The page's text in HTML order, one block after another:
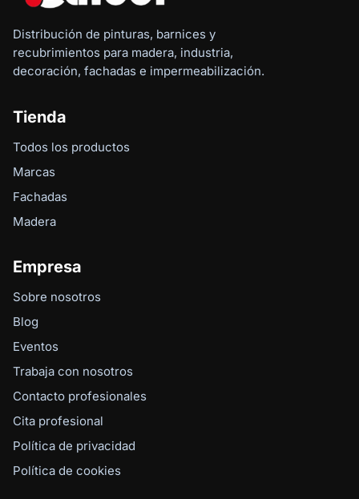
Distribución de pinturas, barnices y
recubrimientos para madera, industria,
decoración, fachadas e impermeabilización.
Tienda
Todos los productos
Marcas
Fachadas
Madera
Empresa
Sobre nosotros
Blog
Eventos
Trabaja con nosotros
Contacto profesionales
Cita profesional
Política de privacidad
Política de cookies